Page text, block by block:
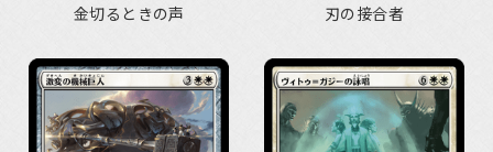
金切るときの声 刃の接合者